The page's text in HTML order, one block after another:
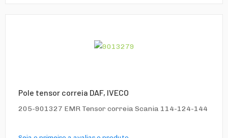
Pole tensor correia DAF, IVECO
205-901327 EMR Tensor correia Scania 114-124-144